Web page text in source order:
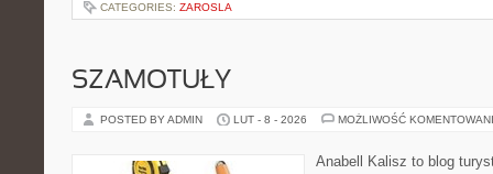
CATEGORIES: ZAROSLA
SZAMOTUŁY
POSTED BY ADMIN LUT - 8 - 2026 MOŻLIWOŚĆ
Anabell Kalisz to blog